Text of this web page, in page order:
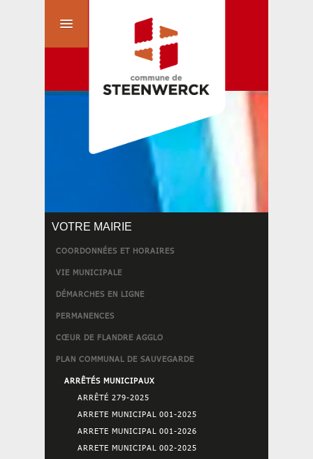
VOTRE MAIRIE
COORDONNÉES ET HORAIRES
VIE MUNICIPALE
DÉMARCHES EN LIGNE
PERMANENCES
CŒUR DE FLANDRE AGGLO
PLAN COMMUNAL DE SAUVEGARDE
ARRÊTÉS MUNICIPAUX
ARRÊTÉ 279-2025
ARRETE MUNICIPAL 001-2025
ARRETE MUNICIPAL 001-2026
ARRETE MUNICIPAL 002-2025